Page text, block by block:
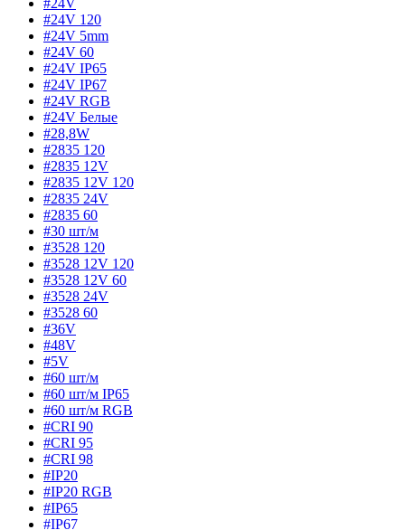
#24V 120
#24V 5mm
#24V 60
#24V IP65
#24V IP67
#24V RGB
#24V Белые
#28,8W
#2835 120
#2835 12V
#2835 12V 120
#2835 24V
#2835 60
#30 шт/м
#3528 120
#3528 12V 120
#3528 12V 60
#3528 24V
#3528 60
#36V
#48V
#5V
#60 шт/м
#60 шт/м IP65
#60 шт/м RGB
#CRI 90
#CRI 95
#CRI 98
#IP20
#IP20 RGB
#IP65
#IP67